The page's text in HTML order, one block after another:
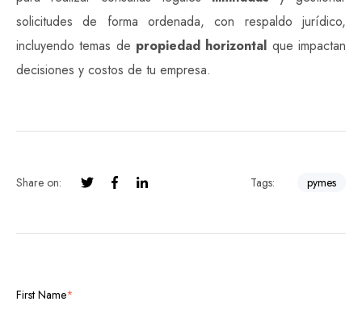
solicitudes de forma ordenada, con respaldo jurídico,
incluyendo temas de propiedad horizontal que impactan
decisiones y costos de tu empresa.
Share on: Tags: pymes
First Name*